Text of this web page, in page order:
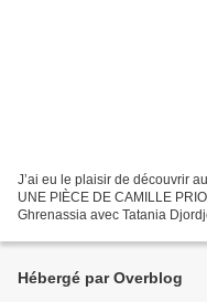
J’ai eu le plaisir de découvrir
UNE PIÈCE DE CAMILLE
Ghrenassia avec Tatania
Hébergé par Overblog